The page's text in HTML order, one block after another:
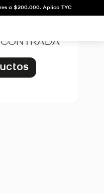
a $200.000. Aplica TYC